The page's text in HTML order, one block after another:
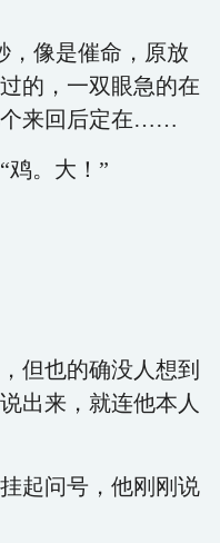
，像是催命，原放
的，一双眼急的在
个来回后定在……
鸡。大！”
但也的确没人想到
出来，就连他本人
起问号，他刚刚说